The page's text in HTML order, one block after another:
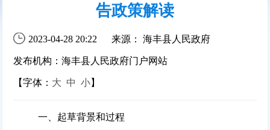
告政策解读
2023-04-28 20:22 来源： 海丰县人民政府
发布机构：海丰县人民政府门户网站
【字体： 大 中 小】
一、起草背景和过程